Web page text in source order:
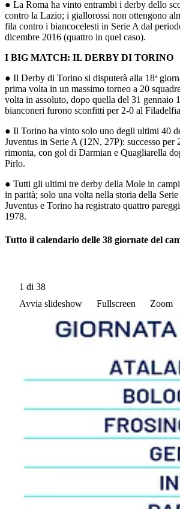
● La Roma ha vinto entrambi i derby dello
contro la Lazio; i giallorossi non ottengono
fila contro i biancocelesti in Serie A dal
dicembre 2016 (quattro in quel caso).
I BIG MATCH: IL DERBY DI TORINO
● Il Derby di Torino si disputerà alla 18ª
prima volta in un massimo torneo a 20
volta in assoluto, dopo quella del 31 gennaio
bianconeri furono sconfitti per 2-0 al
● Il Torino ha vinto solo uno degli ultimi 40
Juventus in Serie A (12N, 27P): successo
rimonta, con gol di Darmian e Quagliarella
Pirlo.
● Tutti gli ultimi tre derby della Mole in
in parità; solo una volta nella storia della
Juventus e Torino ha registrato quattro
1978.
Tutto il calendario delle 38 giornate del
1 di 38
Avvia slideshow
Fullscreen Zoom